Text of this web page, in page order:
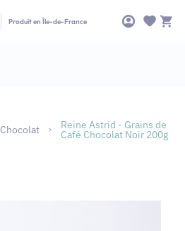
Produit en Île-de-France
Chocolat Reine Astrid - Grains de
Café Chocolat Noir 200g